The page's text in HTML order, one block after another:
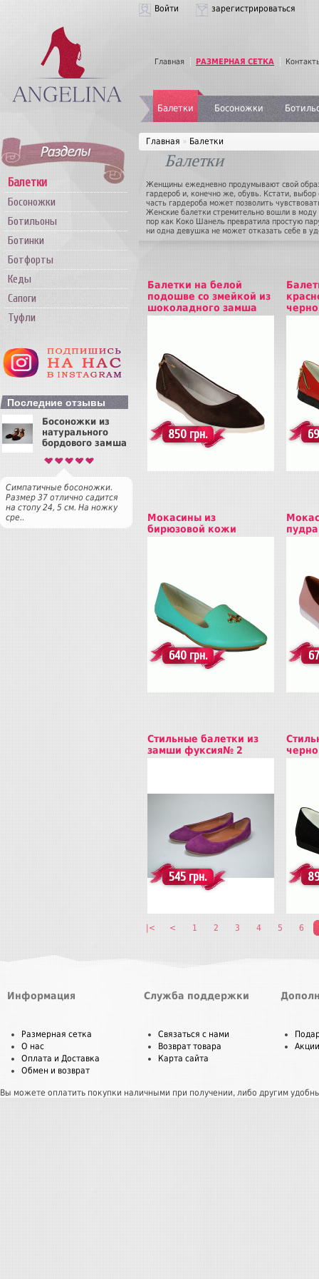
Войти зарегистрироваться
Главная РАЗМЕРНАЯ СЕТКА
Балетки Босоножки
Балетки
Босоножки
Ботильоны
Ботинки
Ботфорты
Кеды
Сапоги
Туфли
Последние отзывы
Босоножки из
натурального
бордового замша
Симпатичные босоножки.
Размер 37 отлично садится
на стопу 24, 5 см. На ножку
сре..
Главная » Балетки
Балетки
Женщины ежедневно продумывают свой
гардероб и, конечно же, обувь. Кстати,
часть гардероба может позволить
Женские балетки стремительно вошли в
пор как Коко Шанель превратила простую
ни одна девушка не может отказать себе в
уместны везде и всегда. Вы можете надеть
Балетки на белой
подошве со змейкой из
шоколадного замша
Купить
850 грн.
Мокасины из
бирюзовой кожи
Купить
640 грн.
пудра
Стильные балетки из
замши фуксия№ 2
545 грн.
|< < 1 2 3 4 5 6
Информация
Размерная сетка
О нас
Оплата и Доставка
Обмен и возврат
Служба поддержки
Связаться с нами
Возврат товара
Карта сайта
Акции
Вы можете оплатить покупки наличными при получении, либо другим